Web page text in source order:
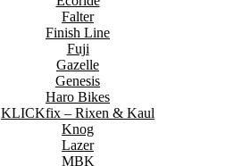
Falter
Finish Line
Fuji
Gazelle
Genesis
Haro Bikes
KLICKfix – Rixen & Kaul
Knog
Lazer
MBK